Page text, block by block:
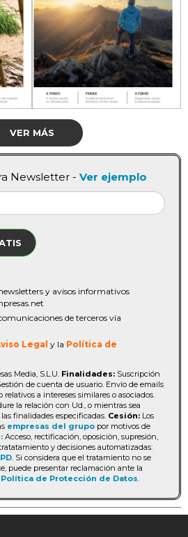
VER MÁS
Newsletter - Ver ejemplo
y avisos informativos
de terceros vía
Legal y la Política de
Media, S.L.U. Finalidades: Suscripción
de cuenta de usuario. Envío de emails
a intereses similares o asociados.
la relación con Ud., o mientras sea
finalidades especificadas. Cesión: Los
empresas del grupo por motivos de
Acceso, rectificación, oposición, supresión,
y decisiones automatizadas:
. Si considera que el tratamiento no se
puede presentar reclamación ante la
Política de Protección de Datos.